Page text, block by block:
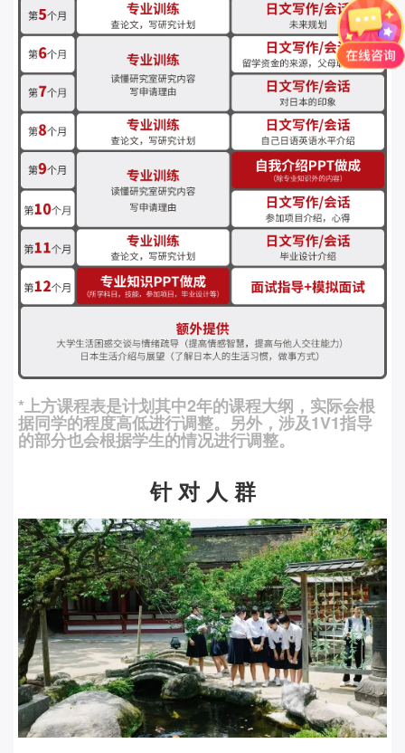
*上方课程表是计划其中2年的课程大纲，实际会根
据同学的程度高低进行调整。另外，涉及1V1指导
的部分也会根据学生的情况进行调整。
针 对 人 群